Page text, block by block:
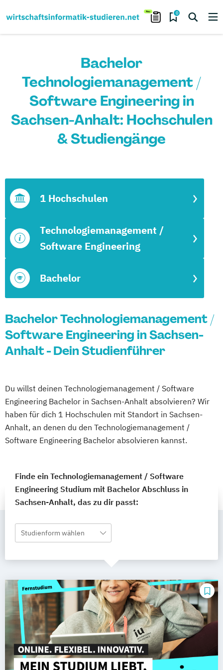
0
Bachelor
Technologiemanagement /
Software Engineering in
Sachsen-Anhalt: Hochschulen
& Studiengänge
Bachelor
Technologiemanagement /
Software Engineering
1 Hochschulen
Bachelor Technologiemanagement /
Software Engineering in Sachsen-
Anhalt - Dein Studienführer
Du willst deinen Technologiemanagement / Software
Engineering Bachelor in Sachsen-Anhalt absolvieren? Wir
haben für dich 1 Hochschulen mit Standort in Sachsen-
Anhalt, an denen du den Technologiemanagement /
Software Engineering Bachelor absolvieren kannst.
Finde ein Technologiemanagement / Software
Engineering Studium mit Bachelor Abschluss in
Sachsen-Anhalt, das zu dir passt:
Studienform wählen